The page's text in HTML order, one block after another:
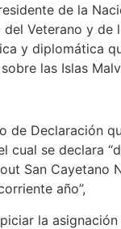
de la
Veterano y de
y diplomática
las Islas
de Declaración
cual se declara
San Cayetano
año”,
la